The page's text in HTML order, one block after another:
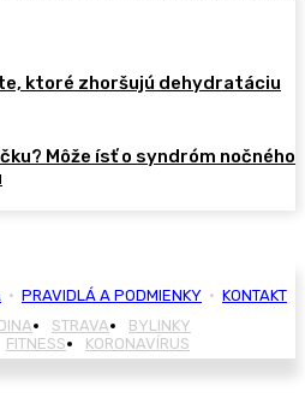
ktoré zhoršujú dehydratáciu
Môže ísť o syndróm nočného
• PRAVIDLÁ A PODMIENKY • KONTAKT
STRAVA
BYLINKY
FITNESS KORONAVÍRUS